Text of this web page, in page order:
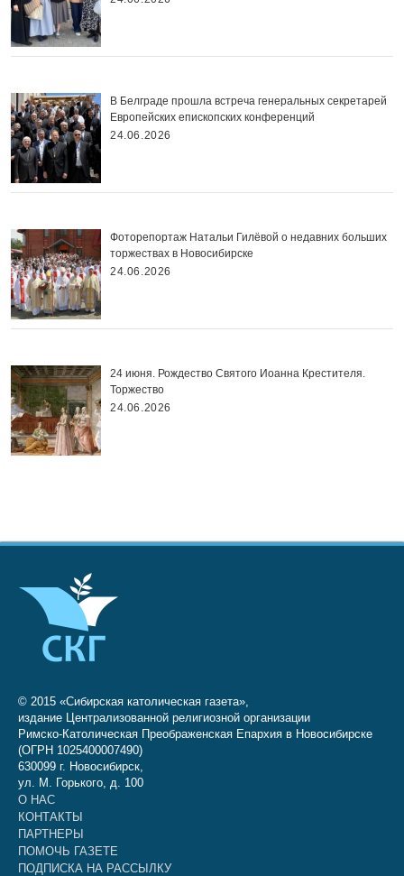
В Белграде прошла встреча генеральных секретарей
Европейских епископских конференций
24.06.2026
Фоторепортаж Натальи Гилёвой о недавних больших
торжествах в Новосибирске
24.06.2026
24 июня. Рождество Святого Иоанна Крестителя.
Торжество
24.06.2026
© 2015 «Сибирская католическая газета»,
издание Централизованной религиозной организации
Римско-Католическая Преображенская Епархия в Новосибирске
(ОГРН 1025400007490)
630099 г. Новосибирск,
ул. М. Горького, д. 100
О НАС
КОНТАКТЫ
ПАРТНЕРЫ
ПОМОЧЬ ГАЗЕТЕ
ПОДПИСКА НА РАССЫЛКУ